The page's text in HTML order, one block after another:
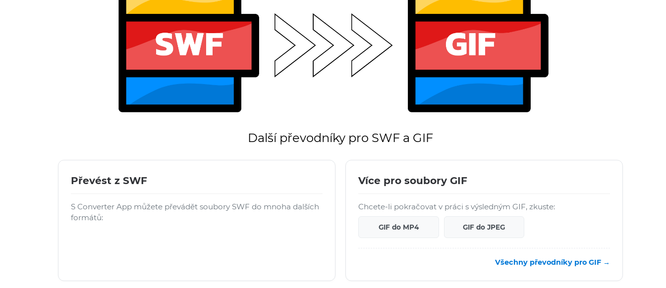
Další převodníky pro SWF a GIF
Převést z SWF
S Converter App můžete převádět soubory SWF do mnoha dalších
formátů:
Více pro soubory GIF
Chcete-li pokračovat v práci s výsledným GIF, zkuste:
GIF do MP4 GIF do JPEG
Všechny převodníky pro GIF →